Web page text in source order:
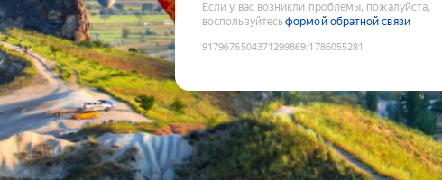
Если у вас возникли проблемы, пожалуйста,
воспользуйтесьформой обратной связи
9179676504371299869:1786055281